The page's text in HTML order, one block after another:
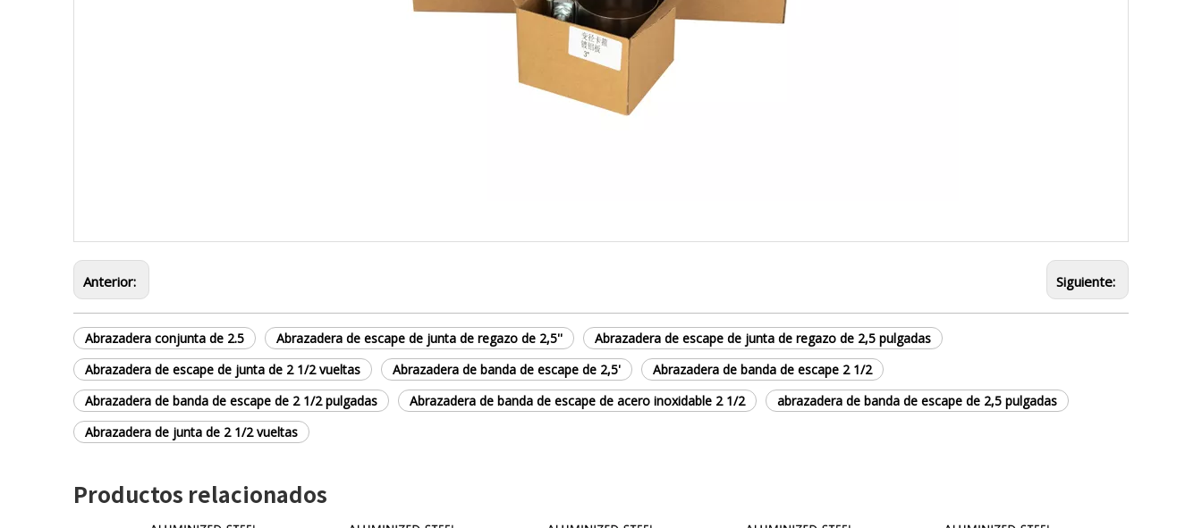
Anterior: Siguiente:
Abrazadera conjunta de 2.5 Abrazadera de escape de junta de regazo de 2,5''
Abrazadera de escape de junta de regazo de 2,5 pulgadas
Abrazadera de escape de junta de 2 1/2 vueltas
Abrazadera de banda de escape de 2,5'
Abrazadera de banda de escape 2 1/2
Abrazadera de banda de escape de 2 1/2 pulgadas
Abrazadera de banda de escape de acero inoxidable 2 1/2
abrazadera de banda de escape de 2,5 pulgadas
Abrazadera de junta de 2 1/2 vueltas
Productos relacionados